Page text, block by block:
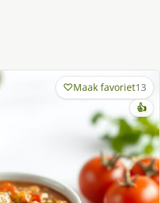
Maak favoriet13
👍